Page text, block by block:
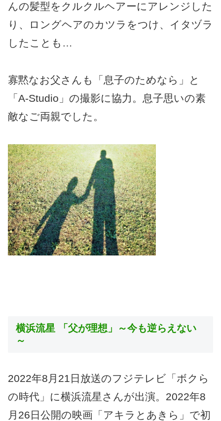
んの髪型をクルクルヘアーにアレンジした
り、ロングヘアのカツラをつけ、イタヅラ
したことも…
寡黙なお父さんも「息子のためなら」と
「A-Studio」の撮影に協力。息子思いの素
敵なご両親でした。
横浜流星 「父が理想」～今も逆らえない
～
2022年8月21日放送のフジテレビ「ボクら
の時代」に横浜流星さんが出演。2022年8
月26日公開の映画「アキラとあきら」で初